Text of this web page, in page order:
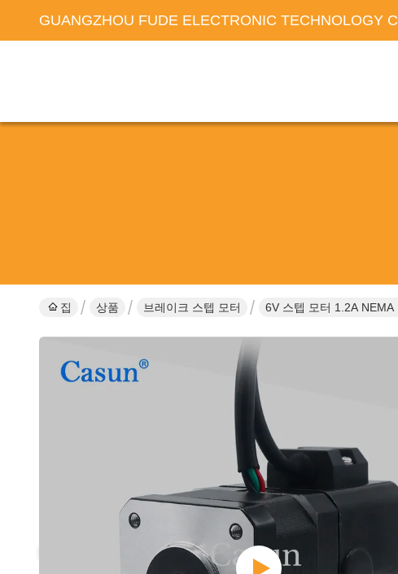
GUANGZHOU FUDE ELECTRONIC TECHNOLOGY
집 상품 브레이크 스텝 모터 6V 스텝 모터 1.2A